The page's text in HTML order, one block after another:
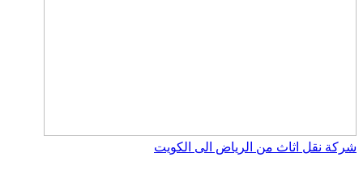
شركة نقل اثاث من الرياض الى الكويت